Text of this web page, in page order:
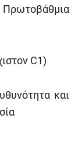
Πρωτοβάθμια
C1)
και